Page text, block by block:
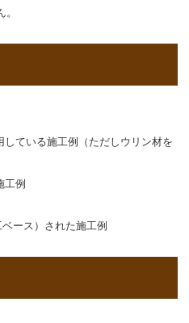
ている施工例（ただしウリン材を
工例
ース）された施工例